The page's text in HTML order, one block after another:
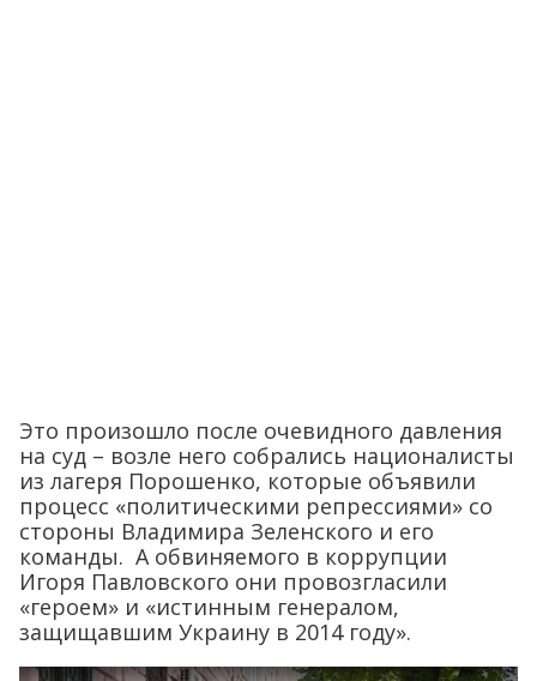
Это произошло после очевидного давления
на суд – возле него собрались националисты
из лагеря Порошенко, которые объявили
процесс «политическими репрессиями» со
стороны Владимира Зеленского и его
команды. А обвиняемого в коррупции
Игоря Павловского они провозгласили
«героем» и «истинным генералом,
защищавшим Украину в 2014 году».